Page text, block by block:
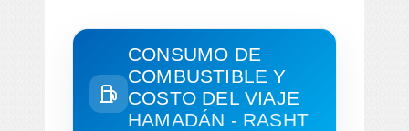
CONSUMO DE
COMBUSTIBLE Y
COSTO DEL VIAJE
HAMADÁN - RASHT